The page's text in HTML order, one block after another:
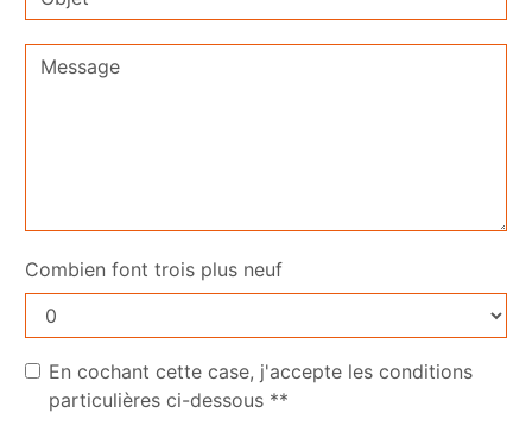
Combien font trois plus neuf
En cochant cette case, j'accepte les conditions
particulières ci-dessous **